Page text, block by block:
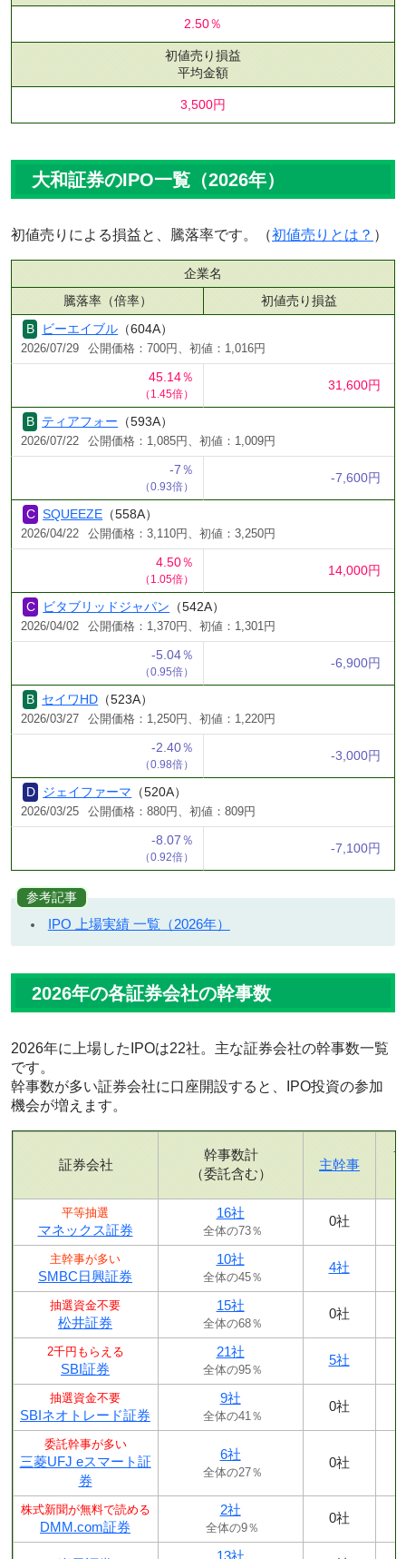
2.50％
初値売り損益
平均金額
3,500円
大和証券のIPO一覧（2026年）
初値売りによる損益と、騰落率です。（初値売りとは？ ）
企業名
騰落率（倍率）
初値売り損益
ビーエイブル （604A）
2026/07/29 公開価格：700円、初値：1,016円
45.14％
（1.45倍）
31,600円
ティアフォー （593A）
2026/07/22 公開価格：1,085円、初値：1,009円
-7％
（0.93倍）
-7,600円
SQUEEZE （558A）
2026/04/22 公開価格：3,110円、初値：3,250円
4.50％
（1.05倍）
14,000円
ビタブリッドジャパン （542A）
2026/04/02 公開価格：1,370円、初値：1,301円
-5.04％
（0.95倍）
-6,900円
セイワHD （523A）
2026/03/27 公開価格：1,250円、初値：1,220円
-2.40％
（0.98倍）
-3,000円
ジェイファーマ （520A）
2026/03/25 公開価格：880円、初値：809円
-8.07％
（0.92倍）
-7,100円
参考記事
IPO 上場実績 一覧（2026年）
2026年の各証券会社の幹事数
2026年に上場したIPOは22社。主な証券会社の幹事数一覧
です。
幹事数が多い証券会社に口座開設すると、IPO投資の参加
機会が増えます。
証券会社
幹事数計
（委託含む）
主幹事
平等抽選
マネックス証券
16社
全体の73％
0社
主幹事が多い
SMBC日興証券
10社
全体の45％
4社
抽選資金不要
松井証券
15社
全体の68％
0社
2千円もらえる
SBI証券
21社
全体の95％
5社
抽選資金不要
SBIネオトレード証券
9社
全体の41％
0社
委託幹事が多い
三菱UFJ eスマート証
券
6社
全体の27％
0社
株式新聞が無料で読める
DMM.com証券
2社
全体の9％
0社
13社